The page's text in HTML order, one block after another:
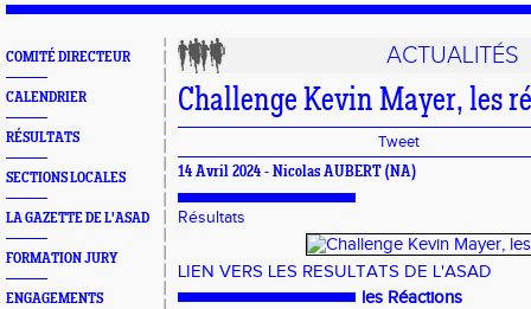
COMITÉ DIRECTEUR
CALENDRIER
RÉSULTATS
SECTIONS LOCALES
LA GAZETTE DE L'ASAD
FORMATION JURY
ENGAGEMENTS
ACTUALITÉS
Challenge Kevin Mayer, les
Tweet
14 Avril 2024 - Nicolas AUBERT (NA)
Résultats
LIEN VERS LES RESULTATS DE L'ASAD
les Réactions